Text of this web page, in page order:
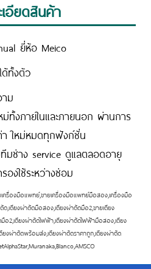
อียดสินค้า
ยี่ห้อ Meico
ทั้งตัว
าม
ทั้งภายในและภายนอก ผ่านการ
า ใหม่หมดทุกฟังก์ชั่น
มช่าง service ดูแลตลอดอายุ
องใช้ระหว่างซ่อม
รื่องมือแพทย์,ขายเครื่องมือแพทย์มือสอง,เครื่องมือ
,เตียงผ่าตัดมือสอง,เตียงผ่าตัดมือ2,ขายเตียง
อ2,เตียงผ่าตัดไฟฟ้า,เตียงผ่าตัดไฟฟ้ามือสอง,เตียง
ตียงผ่าตัดพร้อมส่ง,เตียงผ่าตัดราคาถูก,เตียงผ่าตัด